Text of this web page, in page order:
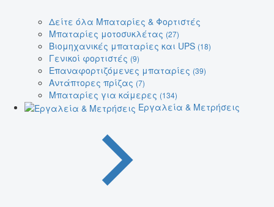
Δείτε όλα Μπαταρίες & Φορτιστές
Μπαταρίες μοτοσυκλέτας (27)
Βιομηχανικές μπαταρίες και UPS (18)
Γενικοί φορτιστές (9)
Επαναφορτιζόμενες μπαταρίες (39)
Αντάπτορες πρίζας (7)
Μπαταρίες για κάμερες (134)
Εργαλεία & Μετρήσεις